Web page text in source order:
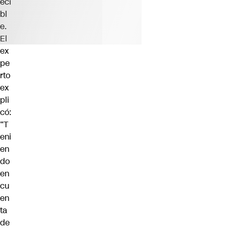
bl
e.
El
ex
pe
rto
ex
pli
có:
“T
eni
en
do
en
cu
en
ta
de